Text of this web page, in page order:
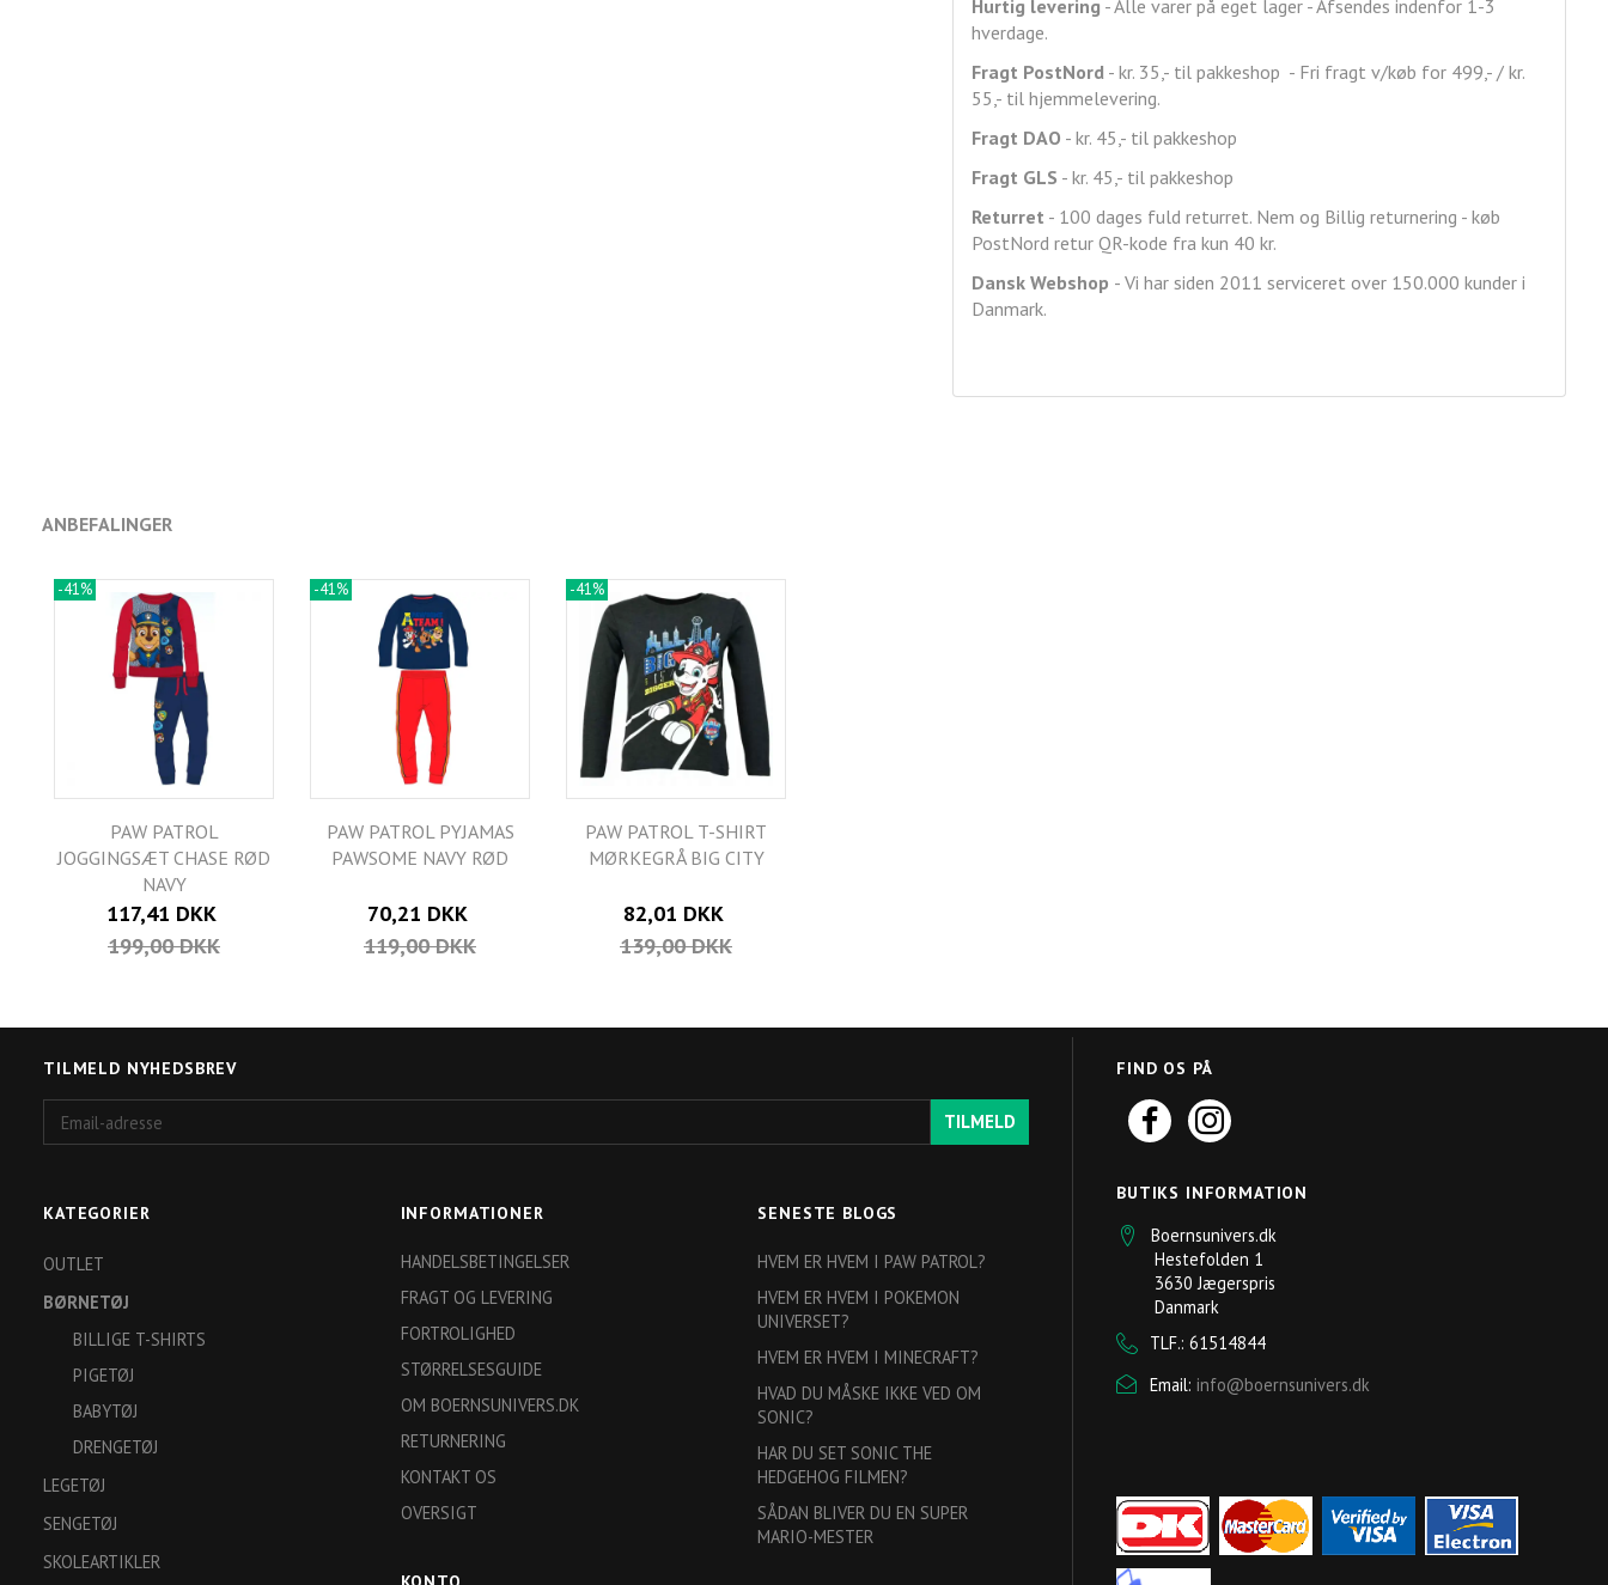
Hurtig levering - Alle varer på eget lager - Afsendes indenfor 1-3
hverdage.
Fragt PostNord- kr. 35,- til pakkeshop - Fri fragt v/køb for 499,- / kr.
55,- til hjemmelevering.
Fragt DAO - kr. 45,- til pakkeshop
Fragt GLS - kr. 45,- til pakkeshop
Returret - 100 dages fuld returret. Nem og Billig returnering - køb
PostNord retur QR-kode fra kun 40 kr.
Dansk Webshop - Vi har siden 2011 serviceret over 150.000 kunder i
Danmark.
ANBEFALINGER
-41%
PAW PATROL
JOGGINGSÆT CHASE RØD
NAVY
117,41 DKK
199,00 DKK
-41%
PAW PATROL PYJAMAS
PAWSOME NAVY RØD
70,21 DKK
119,00 DKK
-41%
PAW PATROL T-SHIRT
MØRKEGRÅ BIG CITY
82,01 DKK
139,00 DKK
TILMELD NYHEDSBREV
adresse
TILMELD
KATEGORIER
OUTLET
BØRNETØJ
BILLIGE T-SHIRTS
PIGETØJ
BABYTØJ
DRENGETØJ
LEGETØJ
SENGETØJ
SKOLEARTIKLER
INFORMATIONER
HANDELSBETINGELSER
FRAGT OG LEVERING
FORTROLIGHED
STØRRELSESGUIDE
OM BOERNSUNIVERS.DK
RETURNERING
KONTAKT OS
OVERSIGT
SENESTE BLOGS
HVEM ER HVEM I PAW PATROL?
HVEM ER HVEM I POKEMON
UNIVERSET?
HVEM ER HVEM I MINECRAFT?
HVAD DU MÅSKE IKKE VED OM
SONIC?
HAR DU SET SONIC THE
HEDGEHOG FILMEN?
SÅDAN BLIVER DU EN SUPER
MARIO-MESTER
FIND OS PÅ
BUTIKS INFORMATION
Boernsunivers.dk
Hestefolden 1
3630 Jægerspris
Danmark
TLF.: 61514844
Email: info@boernsunivers.dk